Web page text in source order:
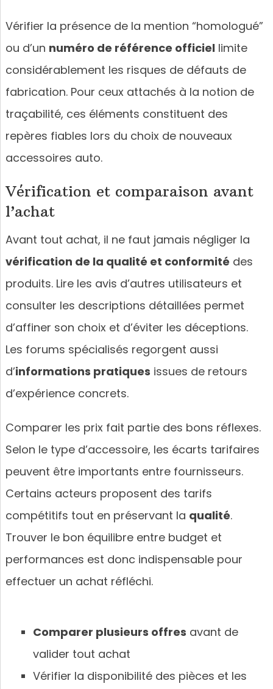
Vérifier la présence de la mention “homologué”
ou d’un numéro de référence officiellimite
considérablement les risques de défauts de
fabrication. Pour ceux attachés à la notion de
traçabilité, ces éléments constituent des
repères fiables lors du choix de nouveaux
accessoires auto.
Vérification et comparaison avant
l’achat
Avant tout achat, il ne faut jamais négliger la
vérification de la qualité et conformité des
produits. Lire les avis d’autres utilisateurs et
consulter les descriptions détaillées permet
d’affiner son choix et d’éviter les déceptions.
Les forums spécialisés regorgent aussi
d’informations pratiques issues de retours
d’expérience concrets.
Comparer les prix fait partie des bons réflexes.
Selon le type d’accessoire, les écarts tarifaires
peuvent être importants entre fournisseurs.
Certains acteurs proposent des tarifs
compétitifs tout en préservant la qualité.
Trouver le bon équilibre entre budget et
performances est donc indispensable pour
effectuer un achat réfléchi.
Comparer plusieurs offres avant de
valider tout achat
Vérifier la disponibilité des pièces et les